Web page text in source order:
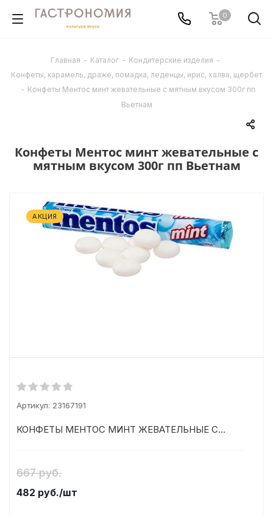
0
Главная - Каталог - Кондитерские изделия -
Конфеты, карамель, драже, помадка, леденцы, ирис, халва, щербет
- Конфеты Ментос минт жевательные с мятным вкусом 300г пп
Вьетнам
Конфеты Ментос минт жевательные с
мятным вкусом 300г пп Вьетнам
АКЦИЯ
Артикул: 23167191
КОНФЕТЫ МЕНТОС МИНТ ЖЕВАТЕЛЬНЫЕ С...
667 руб.
482 руб./шт